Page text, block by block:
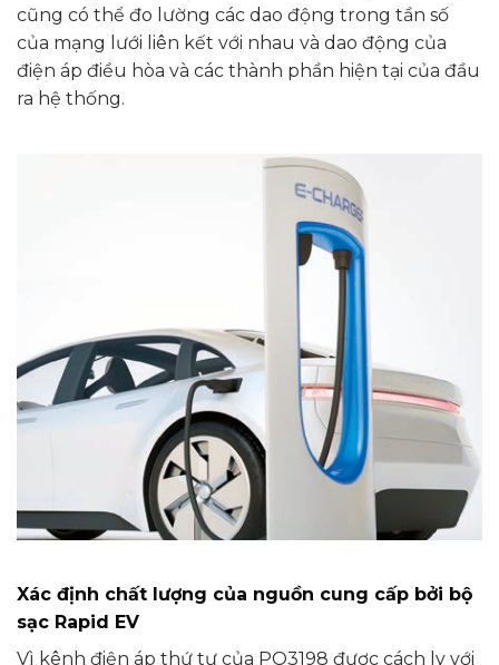
cũng có thể đo lường các dao động trong tần số
của mạng lưới liên kết với nhau và dao động của
điện áp điều hòa và các thành phần hiện tại của đầu
ra hệ thống.
Xác định chất lượng của nguồn cung cấp bởi bộ
sạc Rapid EV
Vì kênh điện áp thứ tư của PQ3198 được cách ly với